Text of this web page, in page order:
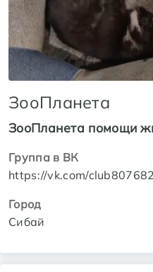
ЗооПланета
ЗооПланета помощи
Группа в ВК
https://vk.com/
Город
Сибай